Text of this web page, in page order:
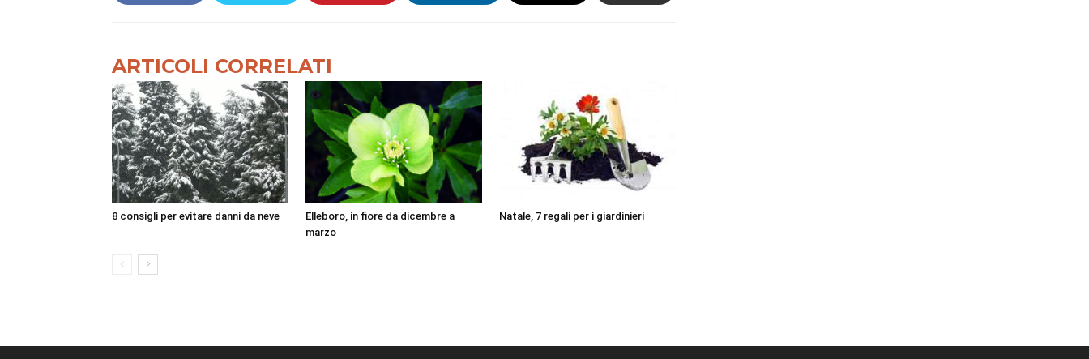
ARTICOLI CORRELATI
8 consigli per evitare danni da neve
Elleboro, in fiore da dicembre a
marzo
Natale, 7 regali per i giardinieri